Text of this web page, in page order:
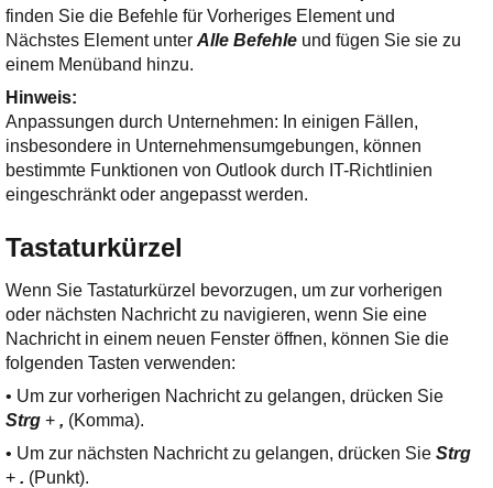
finden Sie die Befehle für Vorheriges Element und
Nächstes Element unter Alle Befehleund fügen Sie sie zu
einem Menüband hinzu.
Hinweis:
Anpassungen durch Unternehmen: In einigen Fällen,
insbesondere in Unternehmensumgebungen, können
bestimmte Funktionen von Outlook durch IT-Richtlinien
eingeschränkt oder angepasst werden.
Tastaturkürzel
Wenn Sie Tastaturkürzel bevorzugen, um zur vorherigen
oder nächsten Nachricht zu navigieren, wenn Sie eine
Nachricht in einem neuen Fenster öffnen, können Sie die
folgenden Tasten verwenden:
• Um zur vorherigen Nachricht zu gelangen, drücken Sie
Strg + , (Komma).
• Um zur nächsten Nachricht zu gelangen, drücken Sie Strg
+ . (Punkt).